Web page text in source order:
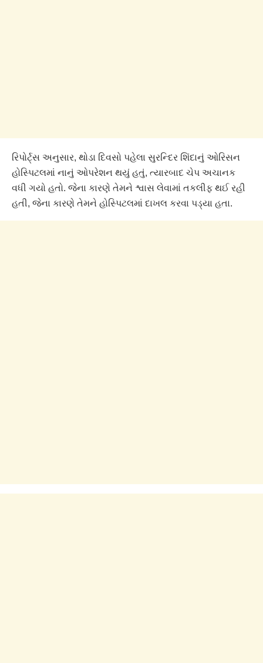
રિપોર્ટ્સ અનુસાર, થોડા દિવસો પહેલા સુરન્દિર શિંદાનું ઓરિસન
હોસ્પિટલમાં નાનું ઓપરેશન થયું હતું, ત્યારબાદ ચેપ અચાનક
વધી ગયો હતો. જેના કારણે તેમને શ્વાસ લેવામાં તકલીફ થઈ રહી
હતી, જેના કારણે તેમને હોસ્પિટલમાં દાખલ કરવા પડ્યા હતા.